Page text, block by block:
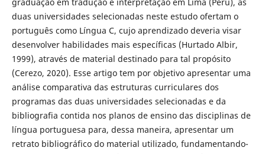
duas universidades selecionadas neste estudo ofertam o
português como Língua C, cujo aprendizado deveria visar
desenvolver habilidades mais específicas (Hurtado Albir,
1999), através de material destinado para tal propósito
(Cerezo, 2020). Esse artigo tem por objetivo apresentar uma
análise comparativa das estruturas curriculares dos
programas das duas universidades selecionadas e da
bibliografia contida nos planos de ensino das disciplinas de
língua portuguesa para, dessa maneira, apresentar um
retrato bibliográfico do material utilizado, fundamentando-